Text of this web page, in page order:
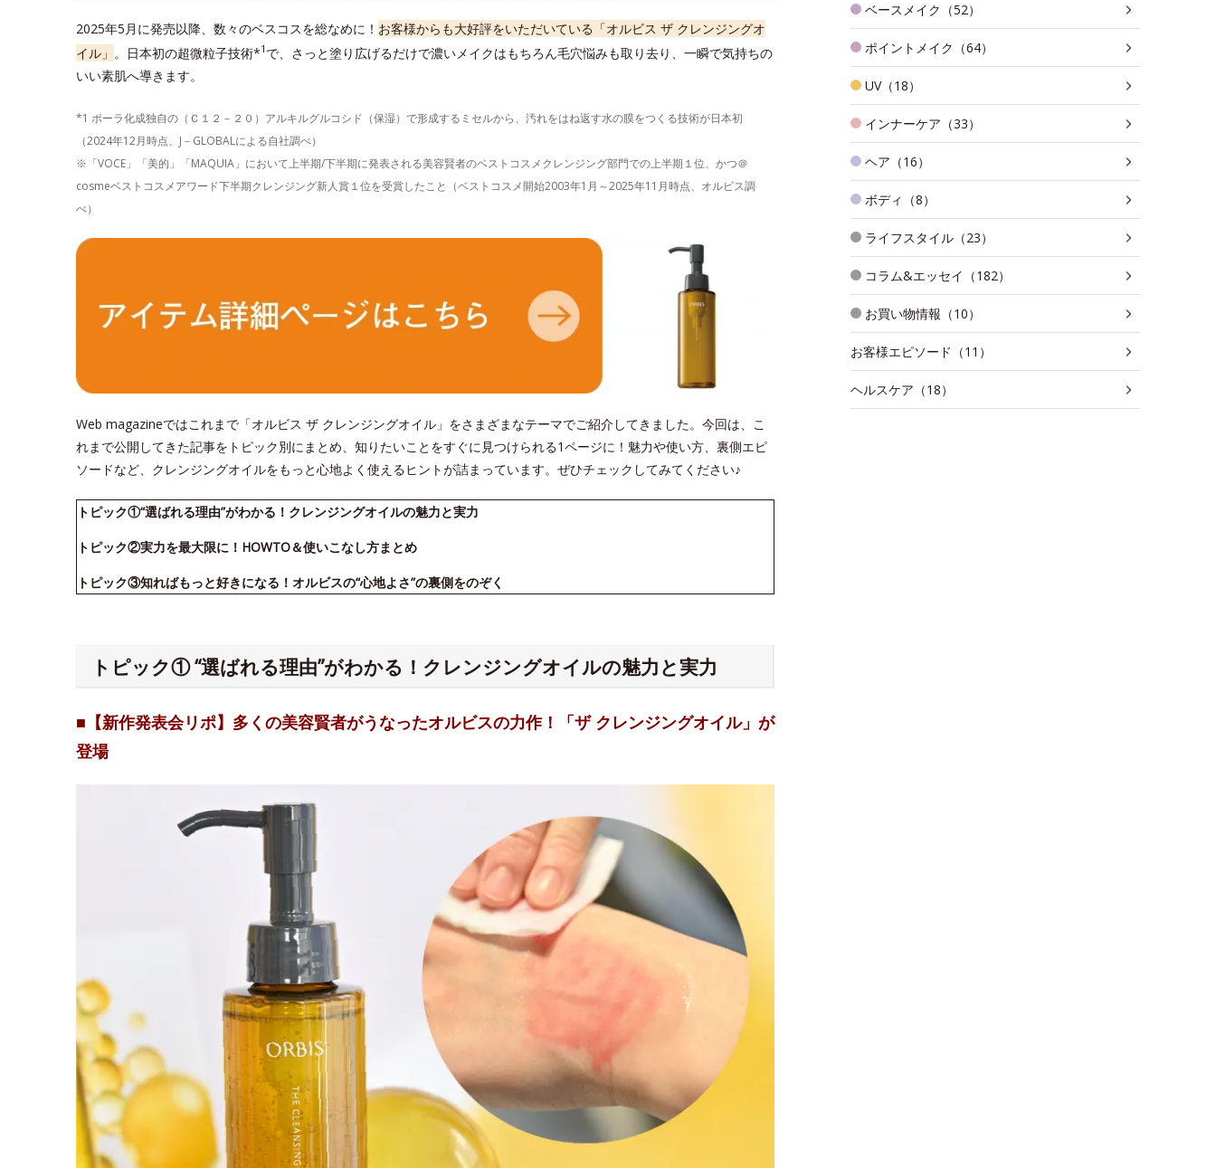
2025年5月に発売以降、数々のベスコスを総なめに！ お客様からも大好評をいただいている「オルビス ザ クレンジングオ
イル」 。日本初の超微粒子技術*1 で、さっと塗り広げるだけで濃いメイクはもちろん毛穴悩みも取り去り、一瞬で気持ちの
いい素肌へ導きます。
*1 ポーラ化成独自の（Ｃ１２－２０）アルキルグルコシド（保湿）で形成するミセルから、汚れをはね返す水の膜をつくる技術が日本初
（2024年12月時点、J－GLOBALによる自社調べ）
※「VOCE」「美的」「MAQUIA」において上半期/下半期に発表される美容賢者のベストコスメクレンジング部門での上半期１位、かつ＠
cosmeベストコスメアワード下半期クレンジング新人賞１位を受賞したこと（ベストコスメ開始2003年1月～2025年11月時点、オルビス調
べ）
Web magazineではこれまで「オルビス ザ クレンジングオイル」をさまざまなテーマでご紹介してきました。今回は、こ
れまで公開してきた記事をトピック別にまとめ、知りたいことをすぐに見つけられる1ページに！魅力や使い方、裏側エピ
ソードなど、クレンジングオイルをもっと心地よく使えるヒントが詰まっています。ぜひチェックしてみてください♪
トピック①“選ばれる理由”がわかる！クレンジングオイルの魅力と実力
トピック②実力を最大限に！HOWTO＆使いこなし方まとめ
トピック③知ればもっと好きになる！オルビスの“心地よさ”の裏側をのぞく
トピック① “選ばれる理由”がわかる！クレンジングオイルの魅力と実力
■【新作発表会リポ】多くの美容賢者がうなったオルビスの力作！「ザ クレンジングオイル」が
登場
ベースメイク（52）
ポイントメイク（64）
UV（18）
インナーケア（33）
ヘア（16）
ボディ（8）
ライフスタイル（23）
コラム&エッセイ（182）
お買い物情報（10）
お客様エピソード（11）
ヘルスケア（18）